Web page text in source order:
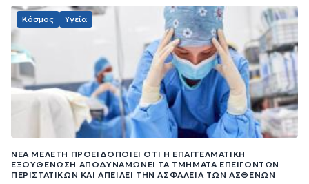
Κόσμος Υγεία
ΝΈΑ ΜΕΛΈΤΗ ΠΡΟΕΙΔΟΠΟΙΕΊ ΌΤΙ Η ΕΠΑΓΓΕΛΜΑΤΙΚΉ
ΕΞΟΥΘΈΝΩΣΗ ΑΠΟΔΥΝΑΜΏΝΕΙ ΤΑ ΤΜΉΜΑΤΑ ΕΠΕΙΓΌΝΤΩΝ
ΠΕΡΙΣΤΑΤΙΚΏΝ ΚΑΙ ΑΠΕΙΛΕΊ ΤΗΝ ΑΣΦΆΛΕΙΑ ΤΩΝ ΑΣΘΕΝΏΝ